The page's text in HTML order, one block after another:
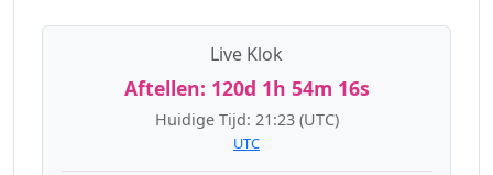
Live Klok
Aftellen: 120d 1h 54m 16s
Huidige Tijd: 21:23 (UTC)
UTC